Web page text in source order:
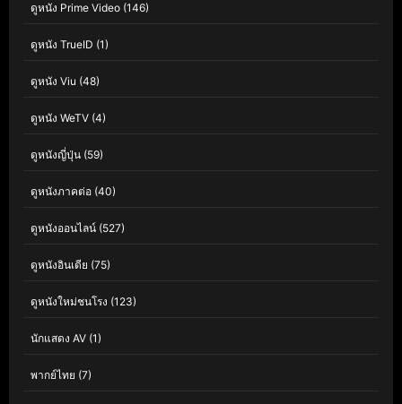
ดูหนัง Prime Video (146)
ดูหนัง TrueID (1)
ดูหนัง Viu (48)
ดูหนัง WeTV (4)
ดูหนังญี่ปุ่น (59)
ดูหนังภาคต่อ (40)
ดูหนังออนไลน์ (527)
ดูหนังอินเดีย (75)
ดูหนังใหม่ชนโรง (123)
นักแสดง AV (1)
พากย์ไทย (7)